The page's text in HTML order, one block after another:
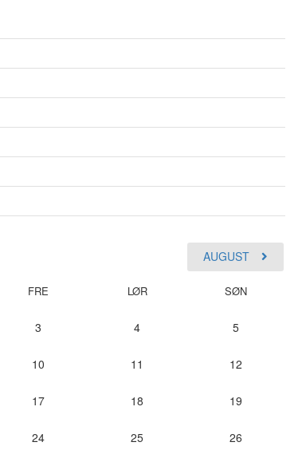
AUGUST
FRE LØR SØN
3 4 5
10 11 12
17 18 19
24 25 26